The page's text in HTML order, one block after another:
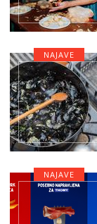
NAJAVE
NAJAVE